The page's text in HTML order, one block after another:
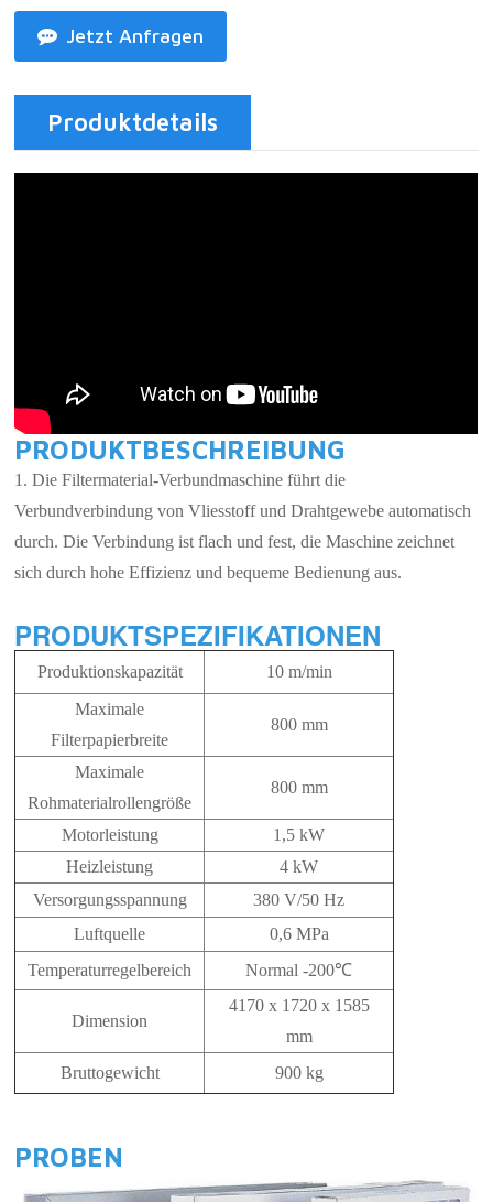
Jetzt Anfragen
Produktdetails
PRODUKTBESCHREIBUNG
1. Die Filtermaterial-Verbundmaschine führt die
Verbundverbindung von Vliesstoff und Drahtgewebe automatisch
durch. Die Verbindung ist flach und fest, die Maschine zeichnet
sich durch hohe Effizienz und bequeme Bedienung aus.
PRODUKTSPEZIFIKATIONEN
Produktionskapazität
10 m/min
Maximale
Filterpapierbreite
800 mm
Maximale
Rohmaterialrollengröße
800 mm
Motorleistung
1,5 kW
Heizleistung
4 kW
Versorgungsspannung
380 V/50 Hz
Luftquelle
0,6 MPa
Temperaturregelbereich
Normal -200℃
Dimension
4170 x 1720 x 1585
mm
Bruttogewicht
900 kg
PROBEN